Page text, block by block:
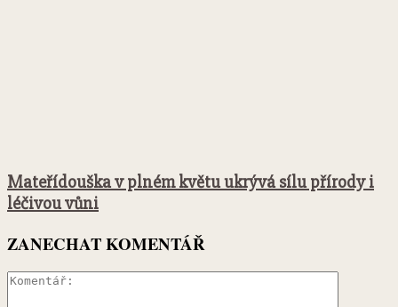
Mateřídouška v plném květu ukrývá sílu přírody i
léčivou vůni
ZANECHAT KOMENTÁŘ